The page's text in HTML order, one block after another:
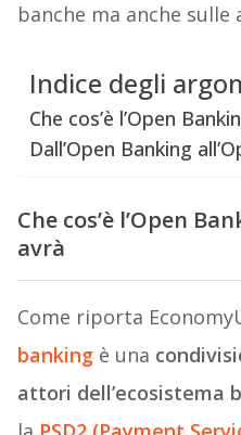
banche ma anche sulle
Indice degli
Che cos’è l’Open
Dall’Open Banking
Che cos’è l’Open
avrà
Come riporta
bankingè una
attori dell’ecosistema